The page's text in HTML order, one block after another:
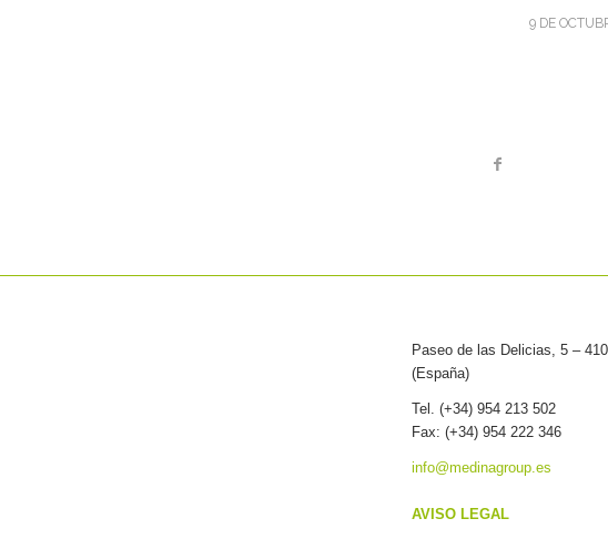
9 DE
Paseo de las Delicias, 5 –
(España)
Tel. (+34) 954 213 502
Fax: (+34) 954 222 346
info@medinagroup.es
AVISO LEGAL